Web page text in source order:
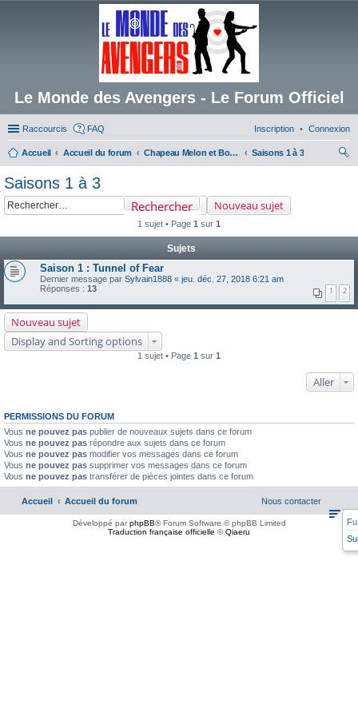
Le Monde des Avengers - Le Forum Officiel
Raccourcis FAQ Connexion
Inscription
Accueil Accueil du forum Chapeau Melon et Bottes de Cuir
Saisons 1 à 3
Saisons 1 à 3
Nouveau sujet
Rechercher
1 sujet • Page 1 sur 1
Sujets
Saison 1 : Tunnel of Fear
Dernier message par Sylvain1888 « jeu. déc. 27, 2018 6:21 am
Réponses : 13 1 2
Nouveau sujet
Display and Sorting options
1 sujet • Page 1 sur 1
Aller
PERMISSIONS DU FORUM
Vous ne pouvez pas publier de nouveaux sujets dans ce forum
Vous ne pouvez pas répondre aux sujets dans ce forum
Vous ne pouvez pas modifier vos messages dans ce forum
Vous ne pouvez pas supprimer vos messages dans ce forum
Vous ne pouvez pas transférer de pièces jointes dans ce forum
Accueil Accueil du forum Nous contacter
Développé parphpBB® Forum Software © phpBB Limited
Traduction française officielle ©Qiaeru